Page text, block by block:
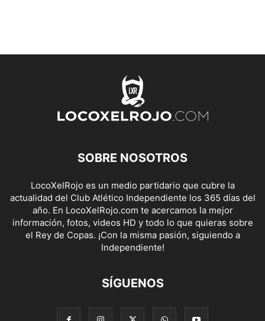
SOBRE NOSOTROS
LocoXelRojo es un medio partidario que cubre la
actualidad del Club Atlético Independiente los 365 días del
año. En LocoXelRojo.com te acercamos la mejor
información, fotos, videos HD y todo lo que quieras sobre
el Rey de Copas. ¡Con la misma pasión, siguiendo a
Independiente!
SÍGUENOS